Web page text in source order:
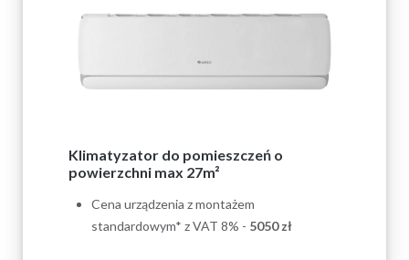
Klimatyzator do pomieszczeń o
powierzchni max 27m²
Cena urządzenia z montażem
standardowym* z VAT 8% - 5050 zł